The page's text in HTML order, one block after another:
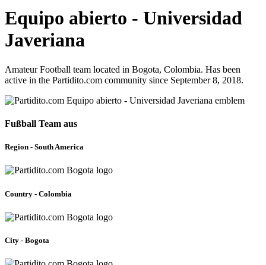
Equipo abierto - Universidad
Javeriana
Amateur Football team located in Bogota, Colombia. Has been
active in the Partidito.com community since September 8, 2018.
Fußball Team aus
Region - South America
Country - Colombia
City - Bogota